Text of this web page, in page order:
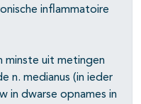
inflammatoire
uit metingen
n. medianus (in ieder
in dwarse opnames in